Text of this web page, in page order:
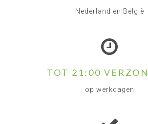
Nederland en België
TOT 21:00
op werkdagen